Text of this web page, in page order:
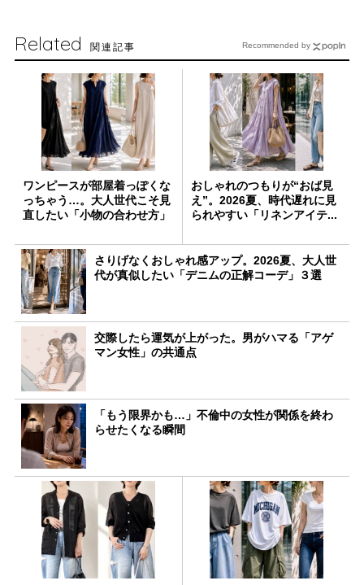
Related 関連記事
ワンピースが部屋着っぽくな
っちゃう…。大人世代こそ見
直したい「小物の合わせ方」
おしゃれのつもりが“おば見
え”。2026夏、時代遅れに見
られやすい「リネンアイテ...
さりげなくおしゃれ感アップ。2026夏、大人世
代が真似したい「デニムの正解コーデ」３選
交際したら運気が上がった。男がハマる「アゲ
マン女性」の共通点
「もう限界かも…」不倫中の女性が関係を終わ
らせたくなる瞬間
Recommended by